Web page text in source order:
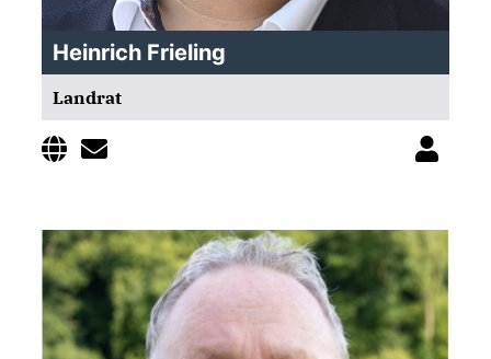
Heinrich Frieling
Landrat